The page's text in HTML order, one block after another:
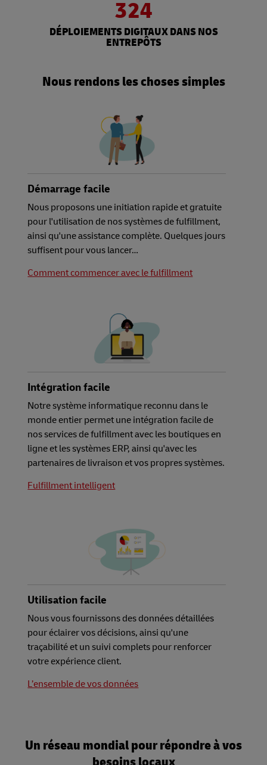
324
DÉPLOIEMENTS DIGITAUX DANS NOS
ENTREPÔTS
Nous rendons les choses simples
Démarrage facile
Nous proposons une initiation rapide et gratuite
pour l'utilisation de nos systèmes de fulfillment,
ainsi qu'une assistance complète. Quelques jours
suffisent pour vous lancer…
Comment commencer avec le fulfillment
Intégration facile
Notre système informatique reconnu dans le
monde entier permet une intégration facile de
nos services de fulfillment avec les boutiques en
ligne et les systèmes ERP, ainsi qu'avec les
partenaires de livraison et vos propres systèmes.
Fulfillment intelligent
Utilisation facile
Nous vous fournissons des données détaillées
pour éclairer vos décisions, ainsi qu'une
traçabilité et un suivi complets pour renforcer
votre expérience client.
L’ensemble de vos données
Un réseau mondial pour répondre à vos